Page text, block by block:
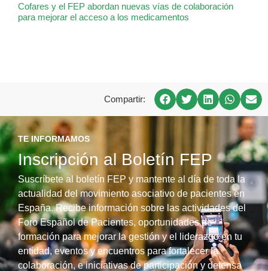
Cofares y el FEP abordan nuevas vías de colaboración
para mejorar el acceso a los medicamentos
Compartir:
TE INFORMAMOS
Inscripción al Boletín FEP
Suscríbete al boletín FEP y mantente al día de toda la
actualidad del movimiento asociativo de pacientes en
España. Recibe información sobre las actividades del
Foro Español de Pacientes, oportunidades de
formación para mejorar la gestión y el liderazgo en tu
entidad, eventos y encuentros para fortalecer la
colaboración, e iniciativas de participación y defensa